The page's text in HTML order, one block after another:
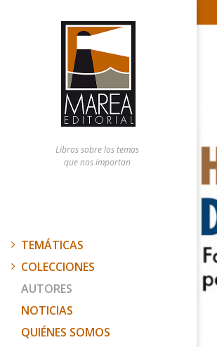
Libros sobre los temas
que nos importan
TEMÁTICAS
COLECCIONES
AUTORES
NOTICIAS
QUIÉNES SOMOS